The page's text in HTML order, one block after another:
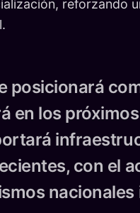
reforzando
posicionará
en los
con el